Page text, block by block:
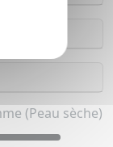
(Peau sèche)